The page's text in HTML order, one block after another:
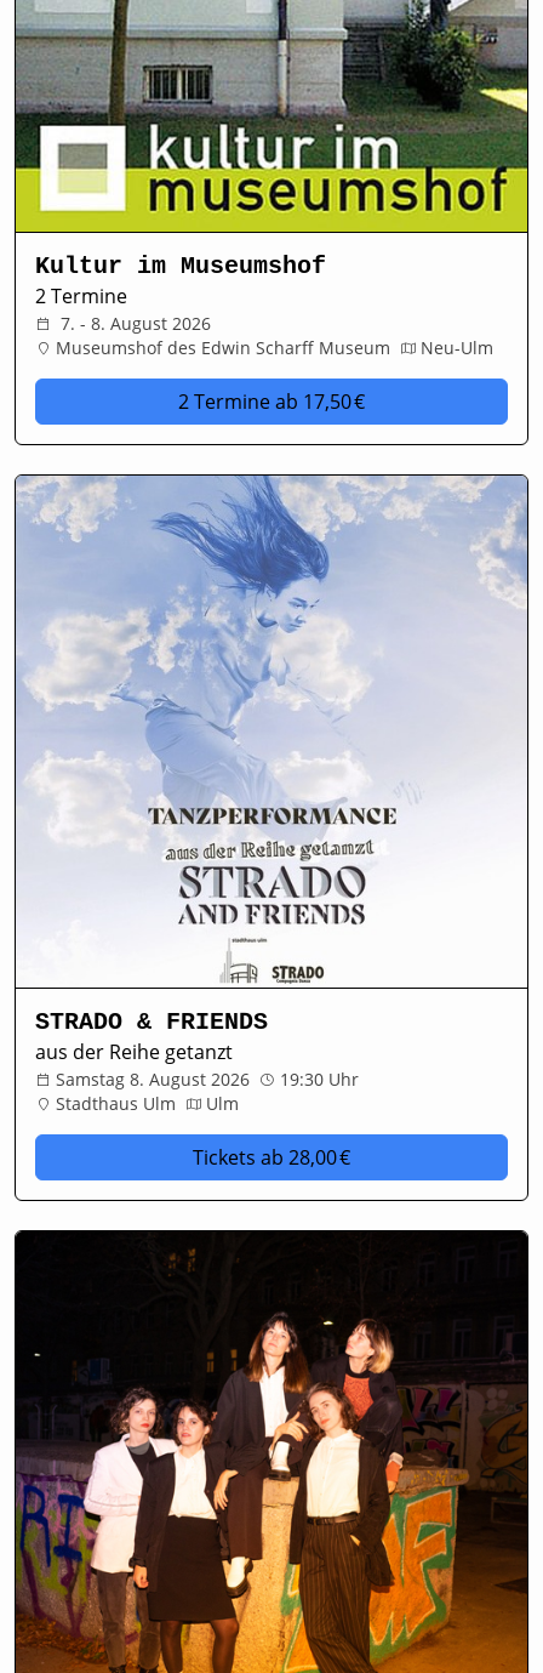
Kultur im Museumshof
2 Termine
7. - 8. August 2026
Museumshof des Edwin Scharff Museum
Neu-Ulm
2 Termineab 17,50 €
STRADO & FRIENDS
aus der Reihe getanzt
Samstag 8. August 2026
19:30 Uhr
Stadthaus Ulm
Ulm
Tickets ab 28,00 €